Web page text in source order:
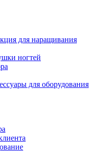
для наращивания
ногтей
для оборудования